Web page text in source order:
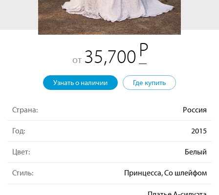
от 35,700
Узнать о наличии Где купить
Страна: Россия
Год: 2015
Цвет: Белый
Стиль: Принцесса, Со шлейфом